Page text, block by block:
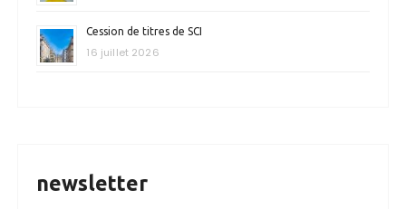
Cession de titres de SCI
16 juillet 2026
newsletter